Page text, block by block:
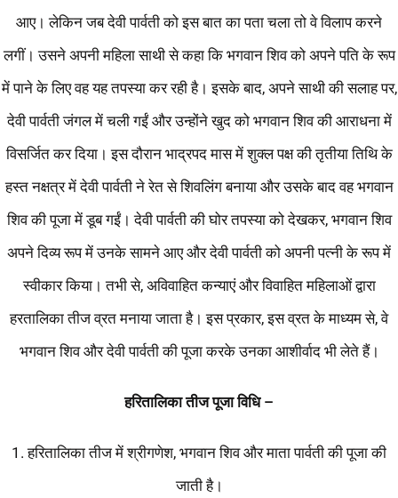
आए। लेकिन जब देवी पार्वती को इस बात का पता चला तो वे विलाप करने
लगीं। उसने अपनी महिला साथी से कहा कि भगवान शिव को अपने पति के रूप
में पाने के लिए वह यह तपस्या कर रही है। इसके बाद, अपने साथी की सलाह पर,
देवी पार्वती जंगल में चली गईं और उन्होंने खुद को भगवान शिव की आराधना में
विसर्जित कर दिया। इस दौरान भाद्रपद मास में शुक्ल पक्ष की तृतीया तिथि के
हस्त नक्षत्र में देवी पार्वती ने रेत से शिवलिंग बनाया और उसके बाद वह भगवान
शिव की पूजा में डूब गईं। देवी पार्वती की घोर तपस्या को देखकर, भगवान शिव
अपने दिव्य रूप में उनके सामने आए और देवी पार्वती को अपनी पत्नी के रूप में
स्वीकार किया। तभी से, अविवाहित कन्याएं और विवाहित महिलाओं द्वारा
हरतालिका तीज व्रत मनाया जाता है। इस प्रकार, इस व्रत के माध्यम से, वे
भगवान शिव और देवी पार्वती की पूजा करके उनका आशीर्वाद भी लेते हैं।
हरितालिका तीज पूजा विधि–
1. हरितालिका तीज में श्रीगणेश, भगवान शिव और माता पार्वती की पूजा की
जाती है।